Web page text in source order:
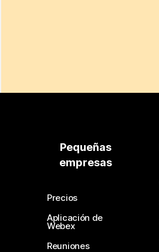
Pequeñas
empresas
Precios
Aplicación de
Webex
Reuniones